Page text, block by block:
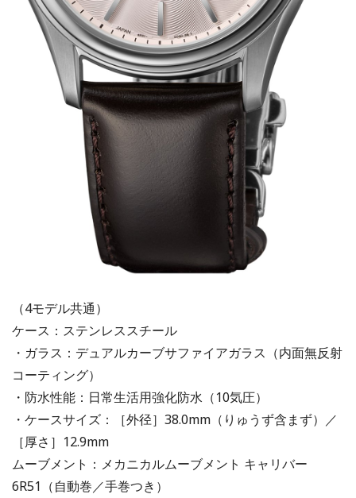
（4モデル共通）
ケース：ステンレススチール
・ガラス：デュアルカーブサファイアガラス（内面無反射
コーティング）
・防水性能：日常生活用強化防水（10気圧）
・ケースサイズ：［外径］38.0mm（りゅうず含まず）／
［厚さ］12.9mm
ムーブメント：メカニカルムーブメント キャリバー
6R51（自動巻／手巻つき）